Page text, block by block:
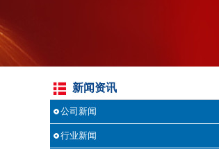
新闻资讯
公司新闻
行业新闻